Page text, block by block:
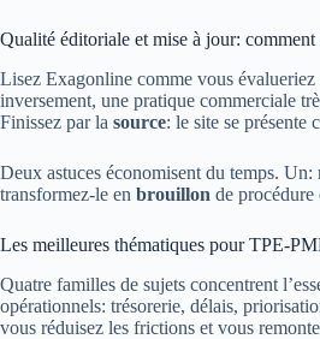
Qualité éditoriale et mise à jour:
Lisez Exagonline comme vous évalueriez
inversement, une pratique commerciale
Finissez par la source: le site se présente
Deux astuces économisent du temps. Un:
transformez-le en brouillon de procédure
Les meilleures thématiques pour TPE-
Quatre familles de sujets concentrent
opérationnels: trésorerie, délais,
vous réduisez les frictions et vous